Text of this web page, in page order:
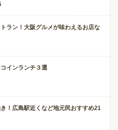
ラン！大阪グルメが味わえるお店な
インランチ３選
！広島駅近くなど地元民おすすめ21